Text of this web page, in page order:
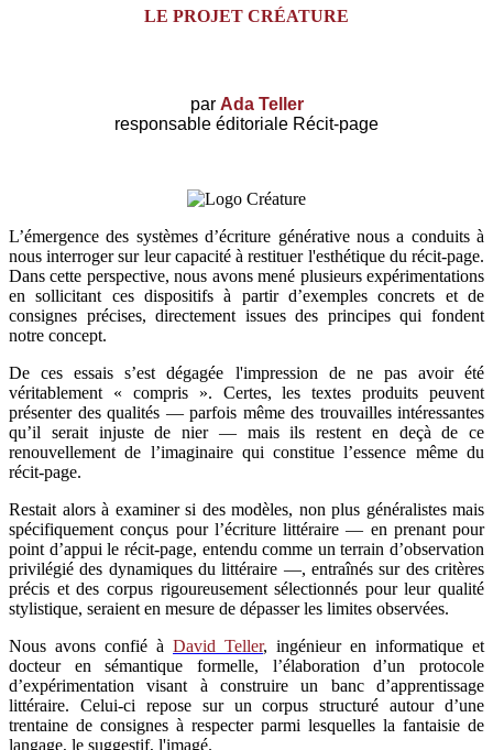
LE PROJET CRÉATURE
par Ada Teller
responsable éditoriale Récit-page
L’émergence des systèmes d’écriture générative nous a conduits à
nous interroger sur leur capacité à restituer l'esthétique du récit-page.
Dans cette perspective, nous avons mené plusieurs expérimentations
en sollicitant ces dispositifs à partir d’exemples concrets et de
consignes précises, directement issues des principes qui fondent
notre concept.
De ces essais s’est dégagée l'impression de ne pas avoir été
véritablement « compris ». Certes, les textes produits peuvent
présenter des qualités — parfois même des trouvailles intéressantes
qu’il serait injuste de nier — mais ils restent en deçà de ce
renouvellement de l’imaginaire qui constitue l’essence même du
récit-page.
Restait alors à examiner si des modèles, non plus généralistes mais
spécifiquement conçus pour l’écriture littéraire — en prenant pour
point d’appui le récit-page, entendu comme un terrain d’observation
privilégié des dynamiques du littéraire —, entraînés sur des critères
précis et des corpus rigoureusement sélectionnés pour leur qualité
stylistique, seraient en mesure de dépasser les limites observées.
Nous avons confié à David Teller, ingénieur en informatique et
docteur en sémantique formelle, l’élaboration d’un protocole
d’expérimentation visant à construire un banc d’apprentissage
littéraire. Celui-ci repose sur un corpus structuré autour d’une
trentaine de consignes à respecter parmi lesquelles la fantaisie de
langage, le suggestif, l'imagé.